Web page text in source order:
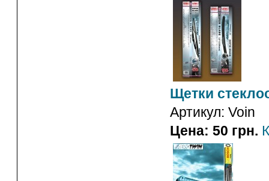
Щетки
Артикул: Voin
Цена: 50 грн.